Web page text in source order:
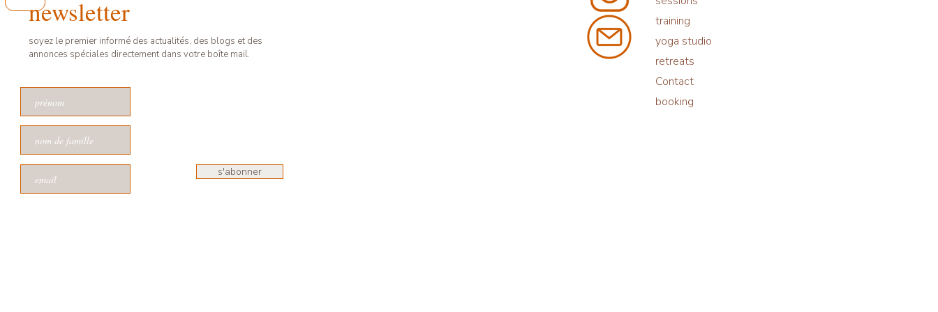
s'abonner
newsletter
soyez le premier informé des actualités, des blogs et des
annonces spéciales directement dans votre boîte mail.
training
yoga studio
retreats
Contact
booking